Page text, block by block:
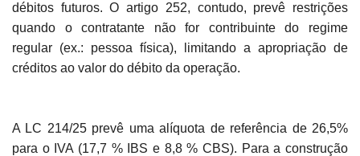
débitos futuros. O artigo 252, contudo, prevê restrições
quando o contratante não for contribuinte do regime
regular (ex.: pessoa física), limitando a apropriação de
créditos ao valor do débito da operação.
A LC 214/25 prevê uma alíquota de referência de 26,5%
para o IVA (17,7 % IBS e 8,8 % CBS). Para a construção